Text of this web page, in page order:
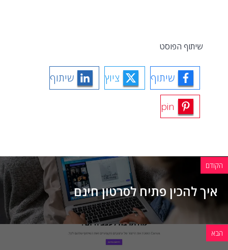
שיתוף הפוסט
שיתוף ציוץ שיתוף
pin
הקודם
איך להכין פתיח לסרטון חינם
הבא